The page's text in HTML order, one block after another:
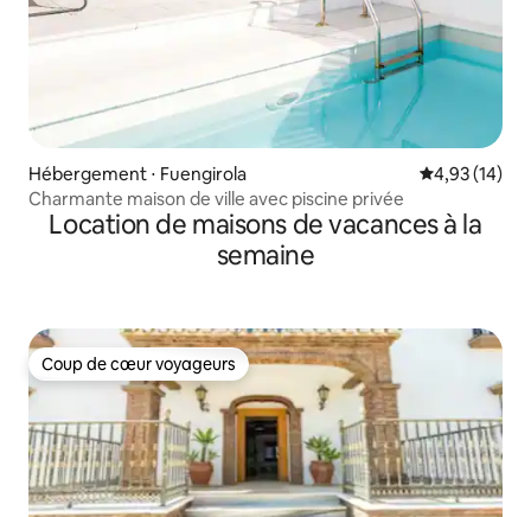
Hébergement ⋅ Fuengirola Évaluation
4,93 (14)
Charmante maison de ville avec piscine privée
Location de maisons de vacances à la
semaine
Coup de cœur voyageurs
Coup de cœur voyageurs